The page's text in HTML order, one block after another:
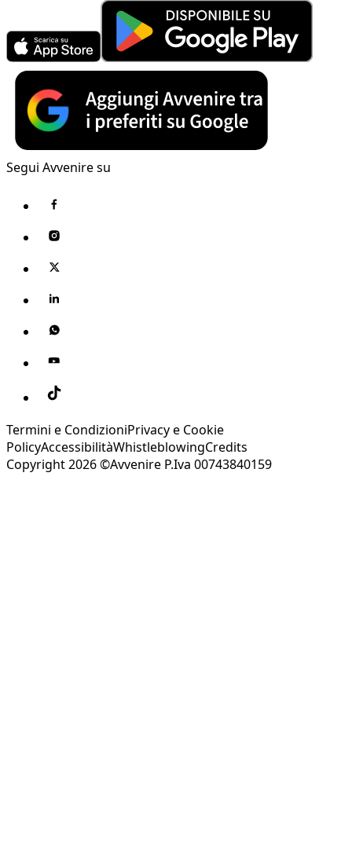
Segui Avvenire su
Termini e CondizioniPrivacy e Cookie
PolicyAccessibilitàWhistleblowingCredits
Copyright 2026 ©Avvenire P.Iva 00743840159